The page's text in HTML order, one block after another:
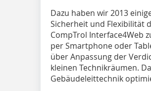
Dazu haben wir 2013
Sicherheit und Flexibilität
CompTrol Interface4Web
per Smartphone oder
über Anpassung der
kleinen Technikräumen.
Gebäudeleittechnik